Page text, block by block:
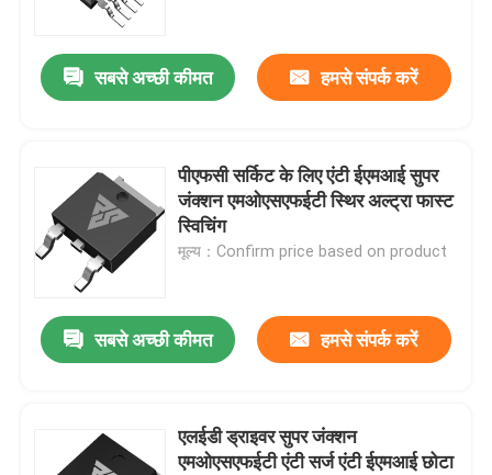
सबसे अच्छी कीमत हमसे संपर्क करें
पीएफसी सर्किट के लिए एंटी ईएमआई सुपर
जंक्शन एमओएसएफईटी स्थिर अल्ट्रा फास्ट
स्विचिंग
मूल्य：Confirm price based on product
सबसे अच्छी कीमत हमसे संपर्क करें
एलईडी ड्राइवर सुपर जंक्शन
एमओएसएफईटी एंटी सर्ज एंटी ईएमआई छोटा